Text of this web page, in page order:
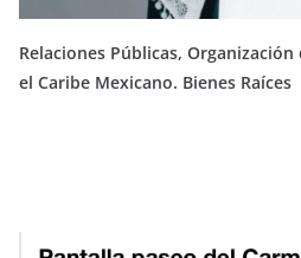
Relaciones Públicas,
el Caribe Mexicano. Bienes Raíces